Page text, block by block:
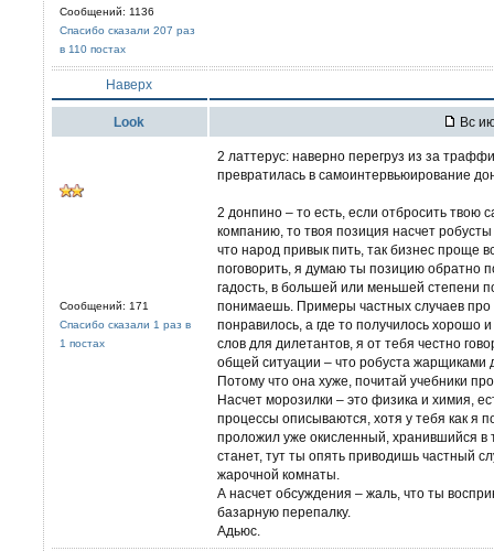
Сообщений: 1136
Спасибо сказали 207 раз
в 110 постах
Наверх
Look Вс
Сообщений: 171
Спасибо сказали 1 раз в
1 постах
2 латтерус: наверно перегруз из за
превратилась в самоинтервьюирование
2 донпино – то есть, если отбросить
компанию, то твоя позиция насчет
что народ привык пить, так бизнес проще
поговорить, я думаю ты позицию обратно
гадость, в большей или меньшей степени
понимаешь. Примеры частных случаев про
понравилось, а где то получилось хорошо
слов для дилетантов, я от тебя честно
общей ситуации – что робуста
Потому что она хуже, почитай учебники
Насчет морозилки – это физика и химия,
процессы описываются, хотя у тебя как я
проложил уже окисленный, хранившийся в
станет, тут ты опять приводишь частный
жарочной комнаты.
А насчет обсуждения – жаль, что ты
базарную перепалку.
Адьюс.